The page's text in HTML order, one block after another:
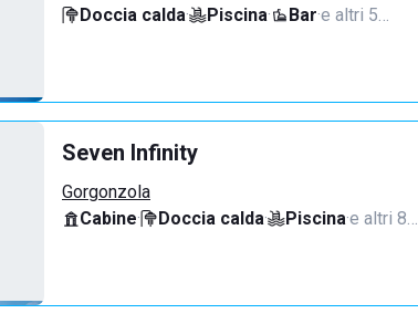
Doccia calda· Piscina· Bar·e altri 5…
Seven Infinity
Gorgonzola
Cabine· Doccia calda· Piscina·e altri 8…